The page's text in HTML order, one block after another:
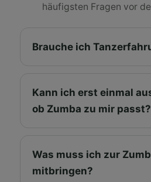
häufigsten Fragen vor
Brauche ich
Kann ich erst einmal
ob Zumba zu mir passt?
Was muss ich zur
mitbringen?